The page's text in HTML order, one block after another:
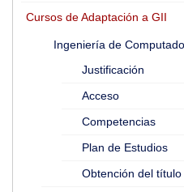
Cursos de Adaptación a GII
Ingeniería de
Justificación
Acceso
Competencias
Plan de Estudios
Obtención del título